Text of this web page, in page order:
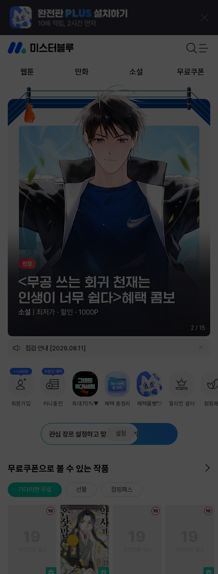
웹툰 만화 소설 무료쿠폰
2 / 15
점검 안내 [2026.08.11]
+1,000원
회원가입
첫충전 혜택
머니충전 최대70%▼ 혜택 총정리 혜택몰빵💘 밀리언 셀러 점핑
관심 장르 설정하고 맞춤 추천 받기
설정
무료쿠폰으로 볼 수 있는 작품
기다리면 무료 선물 점핑패스